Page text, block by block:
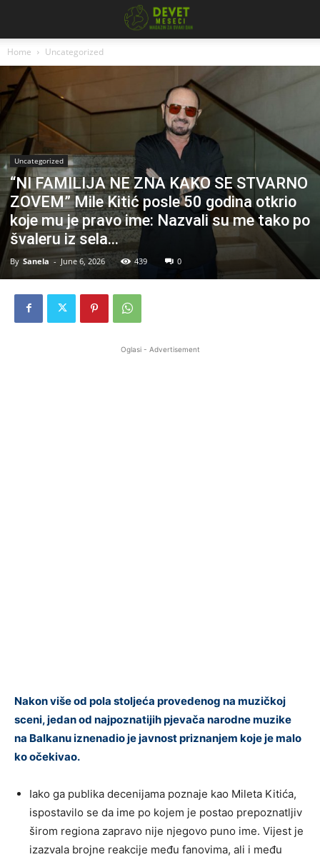
Home Uncategorized
Uncategorized
“NI FAMILIJA NE ZNA KAKO SE STVARNO
ZOVEM” Mile Kitić posle 50 godina otkrio
koje mu je pravo ime: Nazvali su me tako po
švaleru iz sela…
By Sanela - June 6, 2026 439 0
Oglasi - Advertisement
Nakon više od pola stoljeća provedenog na muzičkoj
sceni, jedan od najpoznatijih pjevača narodne muzike
na Balkanu iznenadio je javnost priznanjem koje je malo
ko očekivao.
Iako ga publika decenijama poznaje kao Mileta Kitića,
ispostavilo se da ime po kojem je postao prepoznatljiv
širom regiona zapravo nije njegovo puno ime. Vijest je
izazvala brojne reakcije među fanovima, ali i među